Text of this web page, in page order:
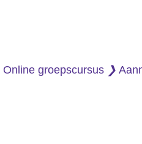
Online groepscursus ❯